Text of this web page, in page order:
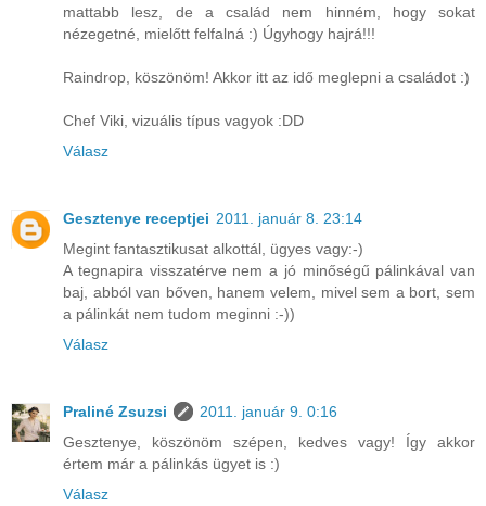
mattabb lesz, de a család nem hinném, hogy sokat
nézegetné, mielőtt felfalná :) Úgyhogy hajrá!!!
Raindrop, köszönöm! Akkor itt az idő meglepni a családot :)
Chef Viki, vizuális típus vagyok :DD
Válasz
Gesztenye receptjei 2011. január 8. 23:14
Megint fantasztikusat alkottál, ügyes vagy:-)
A tegnapira visszatérve nem a jó minőségű pálinkával van
baj, abból van bőven, hanem velem, mivel sem a bort, sem
a pálinkát nem tudom meginni :-))
Válasz
Praliné Zsuzsi
2011. január 9. 0:16
Gesztenye, köszönöm szépen, kedves vagy! Így akkor
értem már a pálinkás ügyet is :)
Válasz